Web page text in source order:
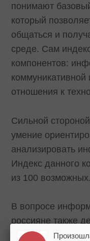
понимают
который
общаться и
среде. Сам
компонентов:
коммуникативной
отношения к
Сильной
умение
анализировать
Индекс данного
из 100 возможных.
В вопросе
россияне также
развитые